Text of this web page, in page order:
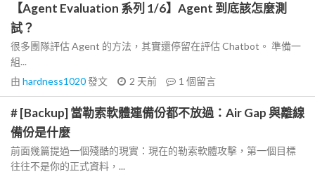
【Agent Evaluation 系列 1/6】Agent 到底該怎麼測
試？
很多團隊評估 Agent 的方法，其實還停留在評估 Chatbot。 準備一
組...
由 hardness1020發文 2 天前 1 個留言
# [Backup] 當勒索軟體連備份都不放過：Air Gap 與離線
備份是什麼
前面幾篇提過一個殘酷的現實：現在的勒索軟體攻擊，第一個目標
往往不是你的正式資料，...